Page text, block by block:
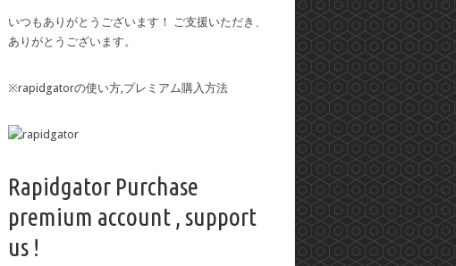
いつもありがとうございます！ ご支援いただき、
ありがとうございます。
※rapidgatorの使い方,プレミアム購入方法
Rapidgator Purchase
premium account , support
us !